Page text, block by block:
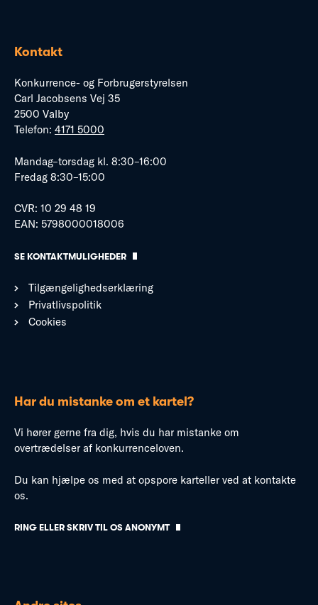
Kontakt
Konkurrence- og Forbrugerstyrelsen
Carl Jacobsens Vej 35
2500 Valby
Telefon: 4171 5000
Mandag–torsdag kl. 8:30–16:00
Fredag 8:30–15:00
CVR: 10 29 48 19
EAN: 5798000018006
SE KONTAKTMULIGHEDER
Tilgængelighedserklæring
Privatlivspolitik
Cookies
Har du mistanke om et kartel?
Vi hører gerne fra dig, hvis du har mistanke om
overtrædelser af konkurrenceloven.
Du kan hjælpe os med at opspore karteller ved at kontakte
os.
RING ELLER SKRIV TIL OS ANONYMT